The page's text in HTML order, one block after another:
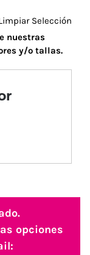
Selección
nuestras
y/o tallas.
opciones